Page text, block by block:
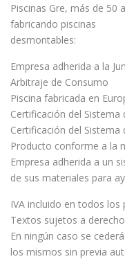
Piscinas Gre, más de 50
fabricando piscinas
desmontables:
Empresa adherida a la
Arbitraje de Consumo
Piscina fabricada en
Certificación del Sistema
Certificación del Sistema
Producto conforme a la
Empresa adherida a un
de sus materiales para
IVA incluido en todos
Textos sujetos a
En ningún caso se
los mismos sin previa